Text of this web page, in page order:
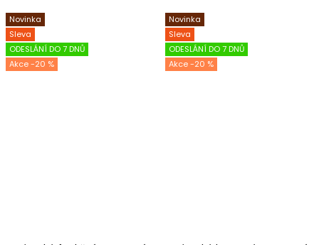
Novinka
Sleva
ODESLÁNÍ DO 7 DNŮ
-20 %
Novinka
Sleva
ODESLÁNÍ DO 7 DNŮ
-20 %